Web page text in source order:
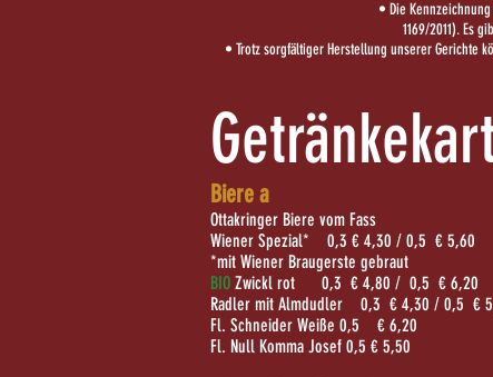
• Die
1169/2011). Es
• Trotz sorgfältiger Herstellung unserer Gerichte
Biere a
Ottakringer Biere vom Fass
Wiener Spezial* 0,3 € 4,30 / 0,5 € 5,60
*mit Wiener Braugerste gebraut
BIO Zwickl rot 0,3 € 4,80 / 0,5 € 6,20
Radler mit Almdudler 0,3 € 4,30 / 0,5 €
Fl. Schneider Weiße 0,5 € 6,20
Fl. Null Komma Josef 0,5 € 5,50